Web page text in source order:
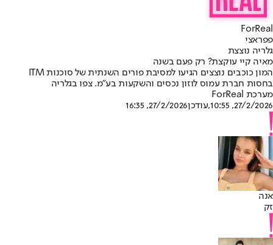
ForReal
פפראצי
גלריה נוצצת
מאיה קיי עוקצת? רק פעם בשנה
המון כוכבים נוצצים הגיעו למסיבת פורים השנתית של סוכנות ITM
בחסות חברת עמוס לוזון נכסים והשקעות בע"מ. צפו בגלריה
מערכת ForReal
27/2/2026, 10:55
,עודכן27/2/2026, 16:35
אנה
זק